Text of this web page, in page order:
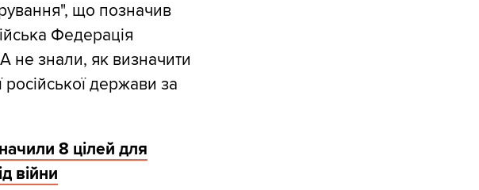
що позначив
Федерація
не знали, як визначити
російської держави за
8 цілей для
війни